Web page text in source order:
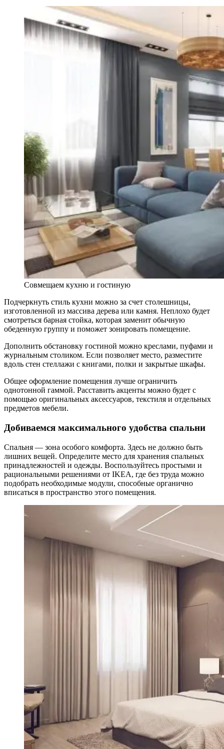
Совмещаем кухню и гостиную
Подчеркнуть стиль кухни можно за счет столешницы,
изготовленной из массива дерева или камня. Неплохо будет
смотреться барная стойка, которая заменит обычную
обеденную группу и поможет зонировать помещение.
Дополнить обстановку гостиной можно креслами, пуфами и
журнальным столиком. Если позволяет место, разместите
вдоль стен стеллажи с книгами, полки и закрытые шкафы.
Общее оформление помещения лучше ограничить
однотонной гаммой. Расставить акценты можно будет с
помощью оригинальных аксессуаров, текстиля и отдельных
предметов мебели.
Добиваемся максимального удобства спальни
Спальня — зона особого комфорта. Здесь не должно быть
лишних вещей. Определите место для хранения спальных
принадлежностей и одежды. Воспользуйтесь простыми и
рациональными решениями от IKEA, где без труда можно
подобрать необходимые модули, способные органично
вписаться в пространство этого помещения.